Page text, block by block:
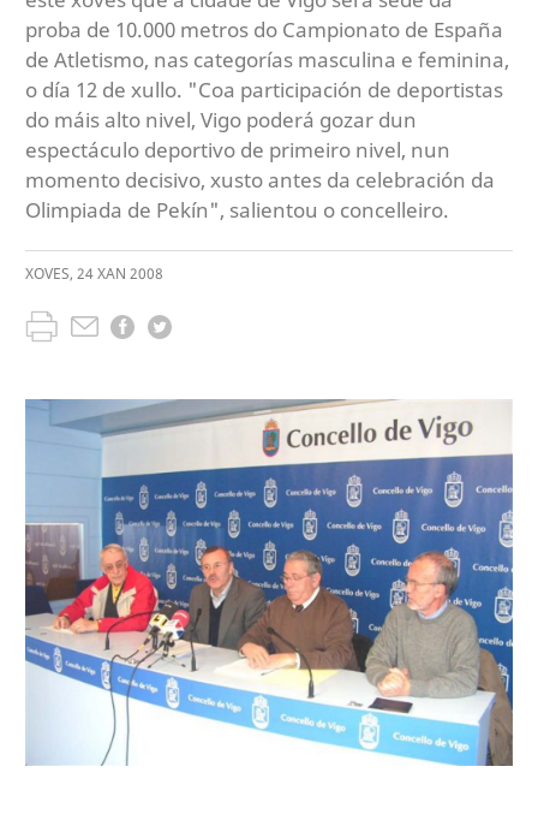
proba de 10.000 metros do Campionato de España
de Atletismo, nas categorías masculina e feminina,
o día 12 de xullo. "Coa participación de deportistas
do máis alto nivel, Vigo poderá gozar dun
espectáculo deportivo de primeiro nivel, nun
momento decisivo, xusto antes da celebración da
Olimpiada de Pekín", salientou o concelleiro.
XOVES, 24XAN 2008